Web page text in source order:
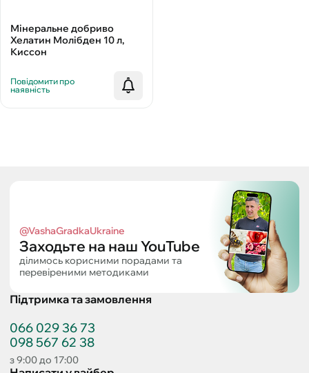
Мінеральне добриво
Хелатин Молібден 10 л,
Киссон
Повідомити про
наявність
@VashaGradkaUkraine
Заходьте на наш YouTube
ділимось корисними порадами та
перевіреними методиками
Підтримка та замовлення
066 029 36 73
098 567 62 38
з 9:00 до 17:00